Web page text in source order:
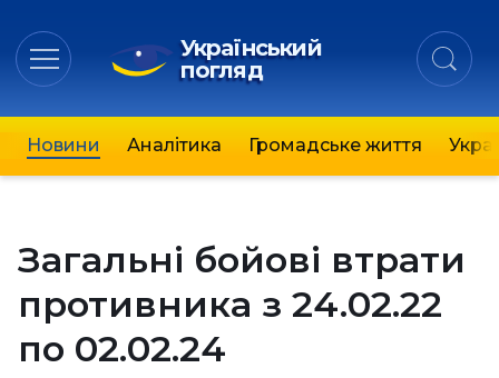
Український
погляд
Новини Аналітика Громадське життя
Загальні бойові втрати
противника з 24.02.22
по 02.02.24